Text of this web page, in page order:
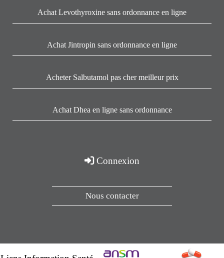
Achat Levothyroxine sans ordonnance en ligne
Achat Jintropin sans ordonnance en ligne
Acheter Salbutamol pas cher meilleur prix
Achat Dhea en ligne sans ordonnance
Connexion
Nous contacter